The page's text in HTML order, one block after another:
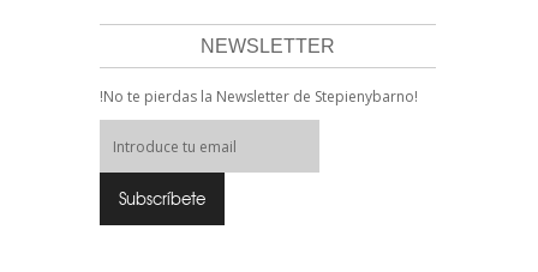
NEWSLETTER
!No te pierdas la Newsletter de Stepienybarno!